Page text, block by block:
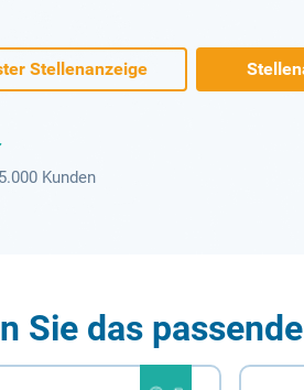
Stellenanzeige
Kunden
Sie das